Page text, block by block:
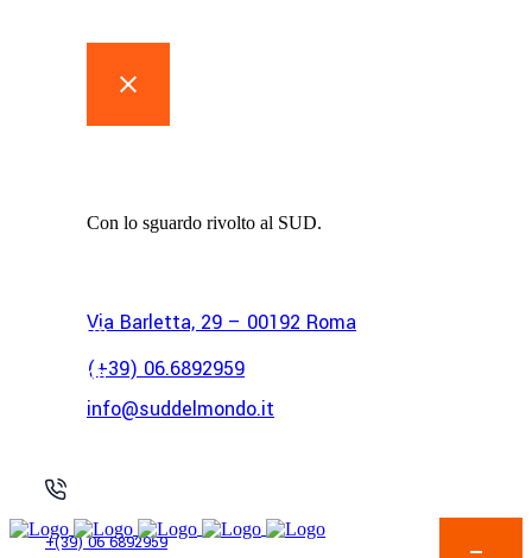
I Sud del Mondo
Con lo sguardo rivolto al SUD.
Via Barletta, 29 – 00192 Roma
(+39) 06.6892959
info@suddelmondo.it
+(39) 06 6892959